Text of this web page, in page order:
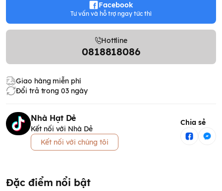
Facebook
Tư vấn và hỗ trợ ngay tức thì
Hottline
0818818086
Giao hàng miễn phí
Đổi trả trong 03 ngày
Nhà Hạt Dẻ
Kết nối với Nhà Dẻ
Kết nối với chúng tôi
Chia sẻ
Đặc điểm nổi bật